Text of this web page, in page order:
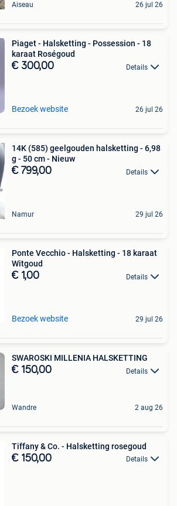
Aiseau 26 jul 26
Piaget - Halsketting - Possession - 18
karaat Roségoud
€ 300,00 Details
Bezoek website 26 jul 26
14K (585) geelgouden halsketting - 6,98
g - 50 cm - Nieuw
€ 799,00 Details
Namur 29 jul 26
Ponte Vecchio - Halsketting - 18 karaat
Witgoud
€ 1,00 Details
Bezoek website 29 jul 26
SWAROSKI MILLENIA HALSKETTING
€ 150,00 Details
Wandre 2 aug 26
Tiffany & Co. - Halsketting rosegoud
€ 150,00 Details